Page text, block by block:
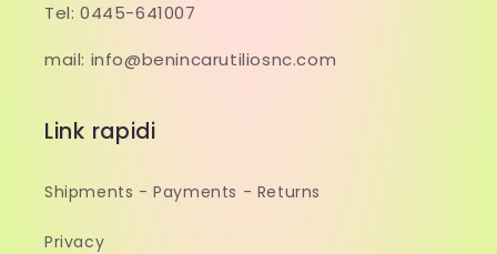
Tel: 0445-641007
mail: info@benincarutiliosnc.com
Link rapidi
Shipments - Payments - Returns
Privacy